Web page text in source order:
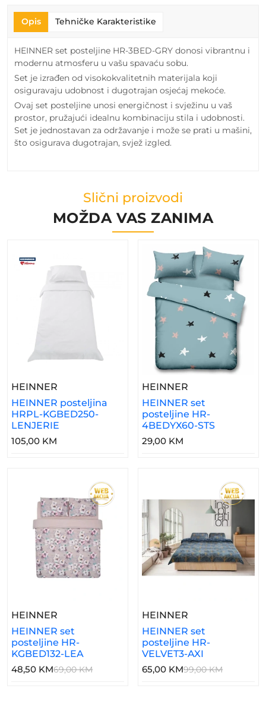
Opis Tehničke Karakteristike
HEINNER set posteljine HR-3BED-GRY donosi vibrantnu i
modernu atmosferu u vašu spavaću sobu.
Set je izrađen od visokokvalitetnih materijala koji
osiguravaju udobnost i dugotrajan osjećaj mekoće.
Ovaj set posteljine unosi energičnost i svježinu u vaš
prostor, pružajući idealnu kombinaciju stila i udobnosti.
Set je jednostavan za održavanje i može se prati u mašini,
što osigurava dugotrajan, svjež izgled.
Slični proizvodi
MOŽDA VAS ZANIMA
HEINNER – HEINNER Posteljina HRPL-KGBED250-
HEINNER posteljina
HRPL-KGBED250-
LENJERIE
105,00 KM
HEINNER
HEINNER set
posteljine HR-
4BEDYX60-STS
29,00 KM
HEINNER – HEINNER Set Posteljine HR-KGBED132-
HEINNER set
posteljine HR-
KGBED132-LEA
48,50 KM69,00 KM
HEINNER
HEINNER set
posteljine HR-
VELVET3-AXI
65,00 KM99,00 KM